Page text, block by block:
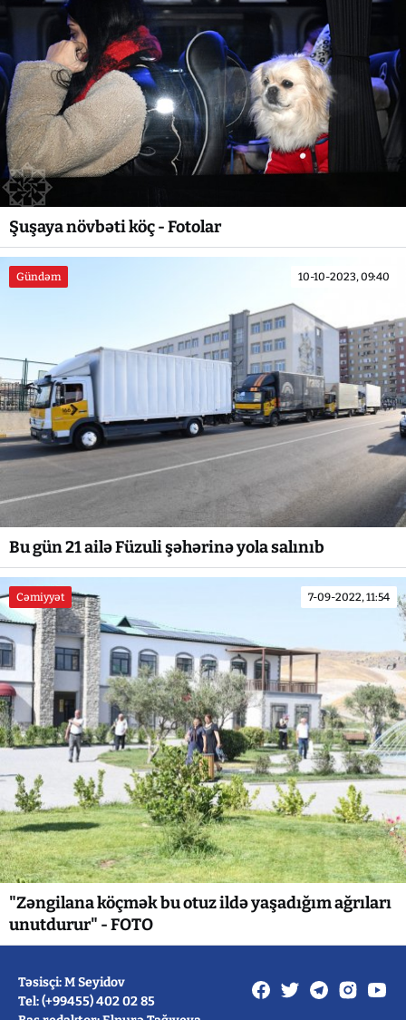
Şuşaya növbəti köç - Fotolar
Gündəm 10-10-2023, 09:40
Bu gün 21 ailə Füzuli şəhərinə yola salınıb
Cəmiyyət 7-09-2022, 11:54
"Zəngilana köçmək bu otuz ildə yaşadığım ağrıları
unutdurur" - FOTO
Təsisçi: M Seyidov
Tel: (+99455) 402 02 85